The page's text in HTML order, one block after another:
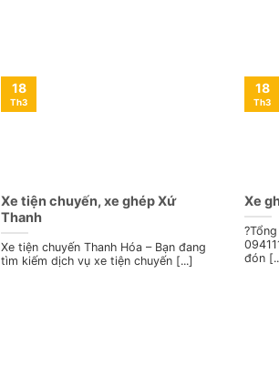
Xe tiện chuyến, xe ghép Xứ
Thanh
Xe tiện chuyến Thanh Hóa – Bạn đang
tìm kiếm dịch vụ xe tiện chuyến [...]
18
Th3
Xe
đón
18
Th3